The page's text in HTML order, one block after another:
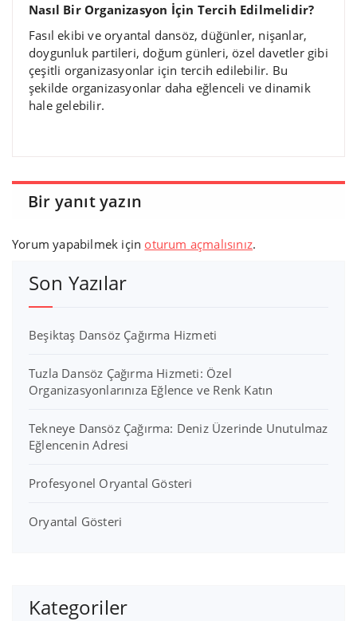
Nasıl Bir Organizasyon İçin Tercih Edilmelidir?
Fasıl ekibi ve oryantal dansöz, düğünler, nişanlar,
doygunluk partileri, doğum günleri, özel davetler gibi
çeşitli organizasyonlar için tercih edilebilir. Bu
şekilde organizasyonlar daha eğlenceli ve dinamik
hale gelebilir.
Bir yanıt yazın
Yorum yapabilmek için oturum açmalısınız.
Son Yazılar
Beşiktaş Dansöz Çağırma Hizmeti
Tuzla Dansöz Çağırma Hizmeti: Özel
Organizasyonlarınıza Eğlence ve Renk Katın
Tekneye Dansöz Çağırma: Deniz Üzerinde Unutulmaz
Eğlencenin Adresi
Profesyonel Oryantal Gösteri
Oryantal Gösteri
Kategoriler